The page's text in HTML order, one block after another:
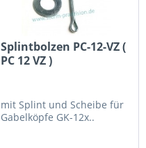
Splintbolzen PC-12-VZ (
PC 12 VZ )
mit Splint und Scheibe für
Gabelköpfe GK-12x..